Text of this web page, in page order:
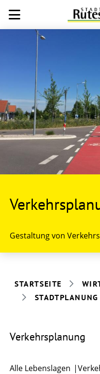
Gestaltung von
STARTSEITE
STADTPLANUNG
Verkehrsplanung
Alle Lebenslagen |